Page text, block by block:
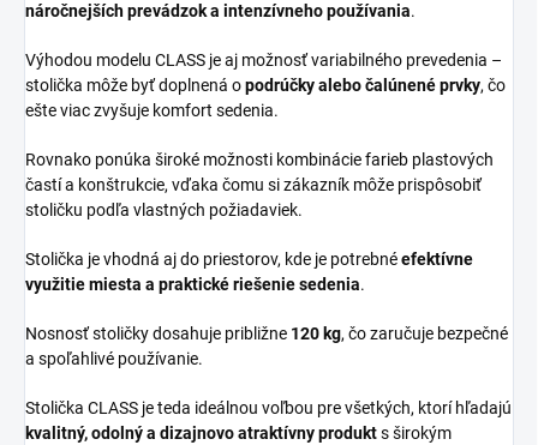
náročnejších prevádzok a intenzívneho používania.
Výhodou modelu CLASS je aj možnosť variabilného prevedenia –
stolička môže byť doplnená opodrúčky alebo čalúnené prvky, čo
ešte viac zvyšuje komfort sedenia.
Rovnako ponúka široké možnosti kombinácie farieb plastových
častí a konštrukcie, vďaka čomu si zákazník môže prispôsobiť
stoličku podľa vlastných požiadaviek.
Stolička je vhodná aj do priestorov, kde je potrebnéefektívne
využitie miesta a praktické riešenie sedenia.
Nosnosť stoličky dosahuje približne 120 kg, čo zaručuje bezpečné
a spoľahlivé používanie.
Stolička CLASS je teda ideálnou voľbou pre všetkých, ktorí hľadajú
kvalitný, odolný a dizajnovo atraktívny produkts širokým